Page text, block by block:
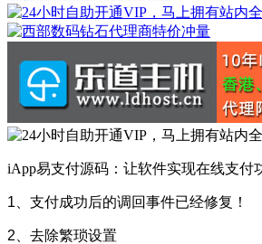
iApp易支付源码：让软件实现在线支付
1、支付成功后的调回事件已经修复！
2、去除繁琐设置